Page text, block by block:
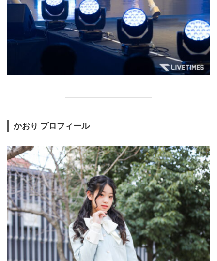
かおり プロフィール